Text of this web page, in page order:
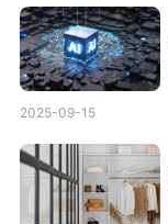
2025-09-15